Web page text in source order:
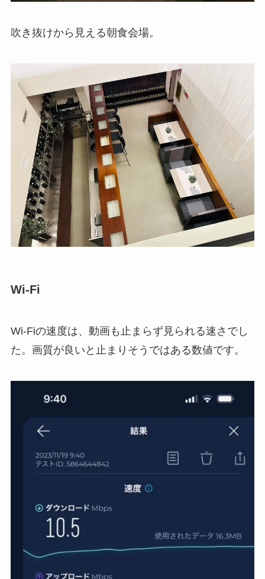
吹き抜けから見える朝食会場。
Wi-Fi
Wi-Fiの速度は、動画も止まらず見られる速さでし
た。画質が良いと止まりそうではある数値です。